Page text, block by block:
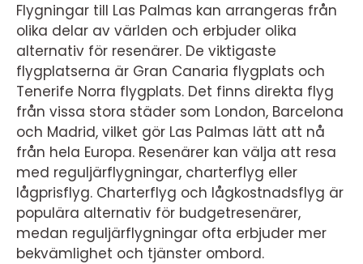
Flygningar till Las Palmas kan arrangeras från
olika delar av världen och erbjuder olika
alternativ för resenärer. De viktigaste
flygplatserna är Gran Canaria flygplats och
Tenerife Norra flygplats. Det finns direkta flyg
från vissa stora städer som London, Barcelona
och Madrid, vilket gör Las Palmas lätt att nå
från hela Europa. Resenärer kan välja att resa
med reguljärflygningar, charterflyg eller
lågprisflyg. Charterflyg och lågkostnadsflyg är
populära alternativ för budgetresenärer,
medan reguljärflygningar ofta erbjuder mer
bekvämlighet och tjänster ombord.